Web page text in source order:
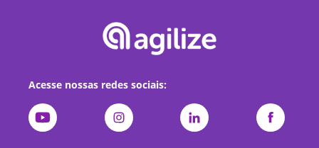
Acesse nossas redes sociais: